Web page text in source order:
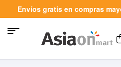
Envíos gratis en compras